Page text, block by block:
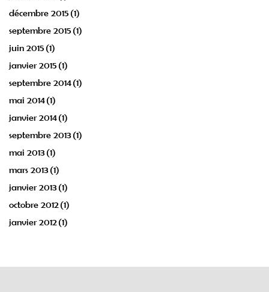
décembre 2015 (1)
septembre 2015 (1)
juin 2015 (1)
janvier 2015 (1)
septembre 2014(1)
mai 2014(1)
janvier 2014(1)
septembre 2013(1)
mai 2013(1)
mars 2013(1)
janvier 2013(1)
octobre 2012 (1)
janvier 2012 (1)